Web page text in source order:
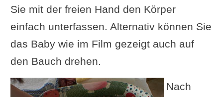
Sie mit der freien Hand den Körper
einfach unterfassen. Alternativ können Sie
das Baby wie im Film gezeigt auch auf
den Bauch drehen.
Nach